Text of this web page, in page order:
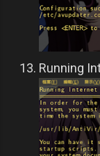
Running